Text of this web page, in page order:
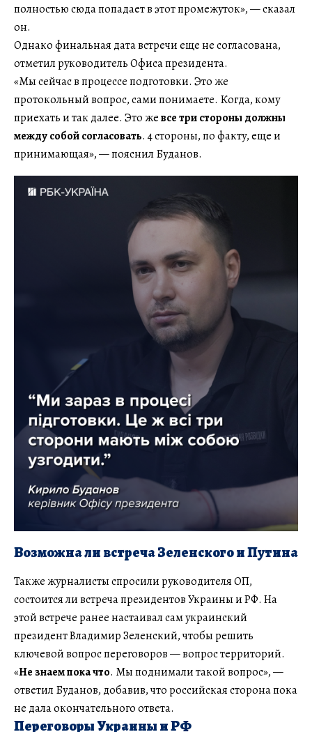
полностью сюда попадает в этот промежуток», — сказал
он.
Однако финальная дата встречи еще не согласована,
отметил руководитель Офиса президента.
«Мы сейчас в процессе подготовки. Это же
протокольный вопрос, сами понимаете. Когда, кому
приехать и так далее. Это жевсе три стороны должны
между собой согласовать. 4 стороны, по факту, еще и
принимающая», — пояснил Буданов.
Возможна ли встреча Зеленского и Путина
Также журналисты спросили руководителя ОП,
состоится ли встреча президентов Украины и РФ. На
этой встрече ранее настаивал сам украинский
президент Владимир Зеленский, чтобы решить
ключевой вопрос переговоров — вопрос территорий.
«Не знаем пока что. Мы поднимали такой вопрос», —
ответил Буданов, добавив, что российская сторона пока
не дала окончательного ответа.
Переговоры Украины и РФ